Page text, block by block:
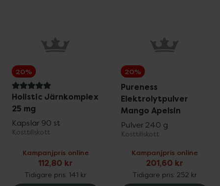
20%
5 av 5 i omdöme
Holistic Järnkomplex
25 mg
Kapslar 90 st
Kosttillskott
Kampanjpris online
112,80 kr
Tidigare pris: 141 kr
20%
Pureness
Elektrolytpulver
Mango Apelsin
Pulver 240 g
Kosttillskott
Kampanjpris online
201,60 kr
Tidigare pris: 252 kr